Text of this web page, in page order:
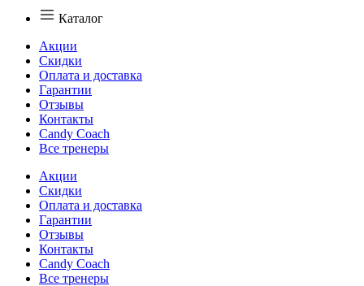
Каталог
Акции
Скидки
Оплата и доставка
Гарантии
Отзывы
Контакты
Candy Coach
Все тренеры
Акции
Скидки
Оплата и доставка
Гарантии
Отзывы
Контакты
Candy Coach
Все тренеры